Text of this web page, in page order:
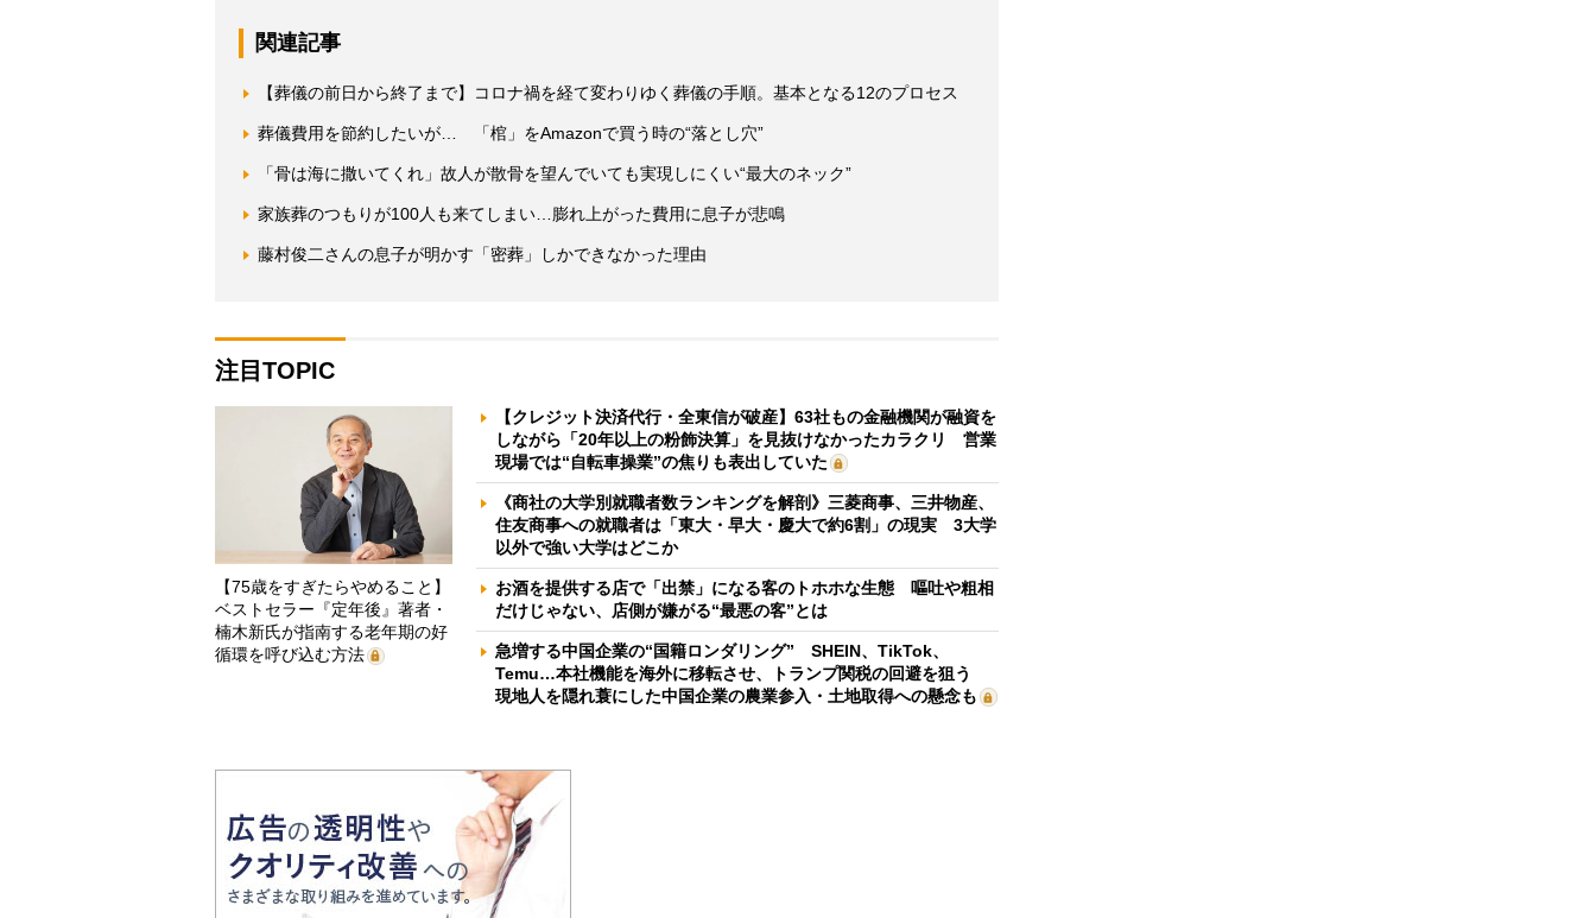
関連記事
【葬儀の前日から終了まで】コロナ禍を経て変わりゆく葬儀の手順。基本となる12のプロセス
葬儀費用を節約したいが… 「棺」をAmazonで買う時の“落とし穴”
「骨は海に撒いてくれ」故人が散骨を望んでいても実現しにくい“最大のネック”
家族葬のつもりが100人も来てしまい…膨れ上がった費用に息子が悲鳴
藤村俊二さんの息子が明かす「密葬」しかできなかった理由
注目TOPIC
【75歳をすぎたらやめること】
ベストセラー『定年後』著者・
楠木新氏が指南する老年期の好
循環を呼び込む方法
【クレジット決済代行・全東信が破産】63社もの金融機関が融資を
しながら「20年以上の粉飾決算」を見抜けなかったカラクリ 営業
現場では“自転車操業”の焦りも表出していた
《商社の大学別就職者数ランキングを解剖》三菱商事、三井物産、
住友商事への就職者は「東大・早大・慶大で約6割」の現実 3大学
以外で強い大学はどこか
お酒を提供する店で「出禁」になる客のトホホな生態 嘔吐や粗相
だけじゃない、店側が嫌がる“最悪の客”とは
急増する中国企業の“国籍ロンダリング” SHEIN、TikTok、
Temu…本社機能を海外に移転させ、トランプ関税の回避を狙う
現地人を隠れ蓑にした中国企業の農業参入・土地取得への懸念も